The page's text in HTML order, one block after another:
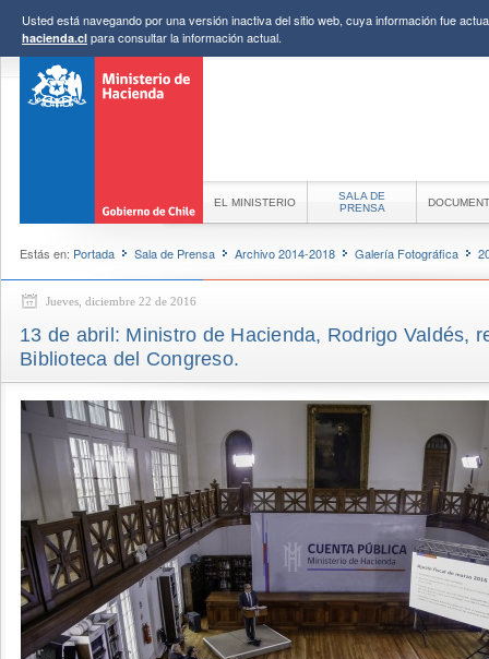
Usted está navegando por una versión inactiva del sitio web, cuya información fue
hacienda.cl para consultar la información actual.
EL MINISTERIO
SALA DE
PRENSA
Estás en: Portada Sala de Prensa Archivo 2014-2018 Galería Fotográfica
Jueves, diciembre 22 de 2016
13 de abril: Ministro de Hacienda, Rodrigo Valdés,
Biblioteca del Congreso.